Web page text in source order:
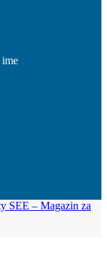
ime
SEE – Magazin za